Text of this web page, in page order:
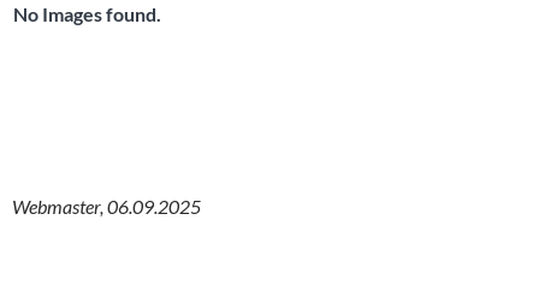
No Images found.
Webmaster, 06.09.2025